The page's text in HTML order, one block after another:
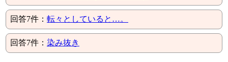
回答7件： 転々としていると…。
回答7件： 染み抜き